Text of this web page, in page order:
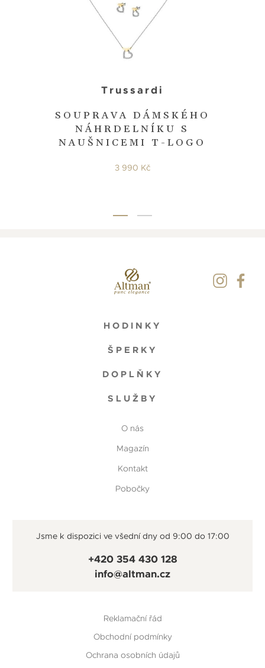
SOUPRAVA DÁMSKÉHO
NÁHRDELNÍKU S
NAUŠNICEMI T-LOGO
Trussardi
3 990 Kč
HODINKY
ŠPERKY
DOPLŇKY
SLUŽBY
O nás
Magazín
Kontakt
Pobočky
Jsme k dispozici ve všední dny od 9:00 do 17:00
+420 354 430 128
info@altman.cz
Reklamační řád
Obchodní podmínky
Ochrana osobních údajů